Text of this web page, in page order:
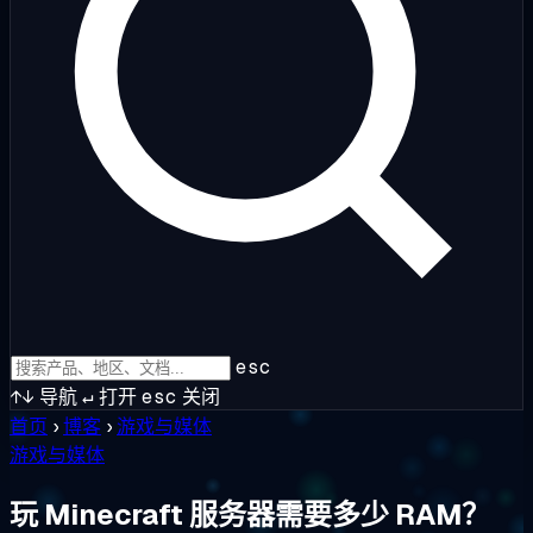
esc
↑↓ 导航↵打开esc 关闭
首页 ›博客 ›游戏与媒体
游戏与媒体
玩 Minecraft 服务器需要多少 RAM？